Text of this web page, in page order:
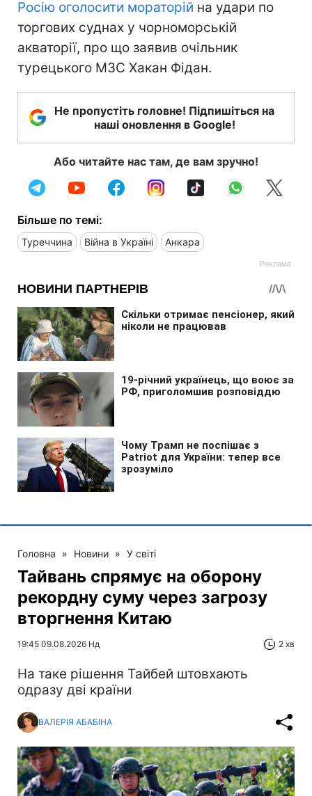
Росію оголосити мораторій на удари по
торгових суднах у чорноморській
акваторії, про що заявив очільник
турецького МЗС Хакан Фідан.
Не пропустіть головне! Підпишіться на
наші оновлення в Google!
Або читайте нас там, де вам зручно!
Більше по темі:
Туреччина Війна в Україні Анкара
Головна » Новини » У світі
Тайвань спрямує на оборону
рекордну суму через загрозу
вторгнення Китаю
19:45 09.08.2026 Нд 2 хв
На таке рішення Тайбей штовхають
одразу дві країни
ВАЛЕРІЯ АБАБІНА